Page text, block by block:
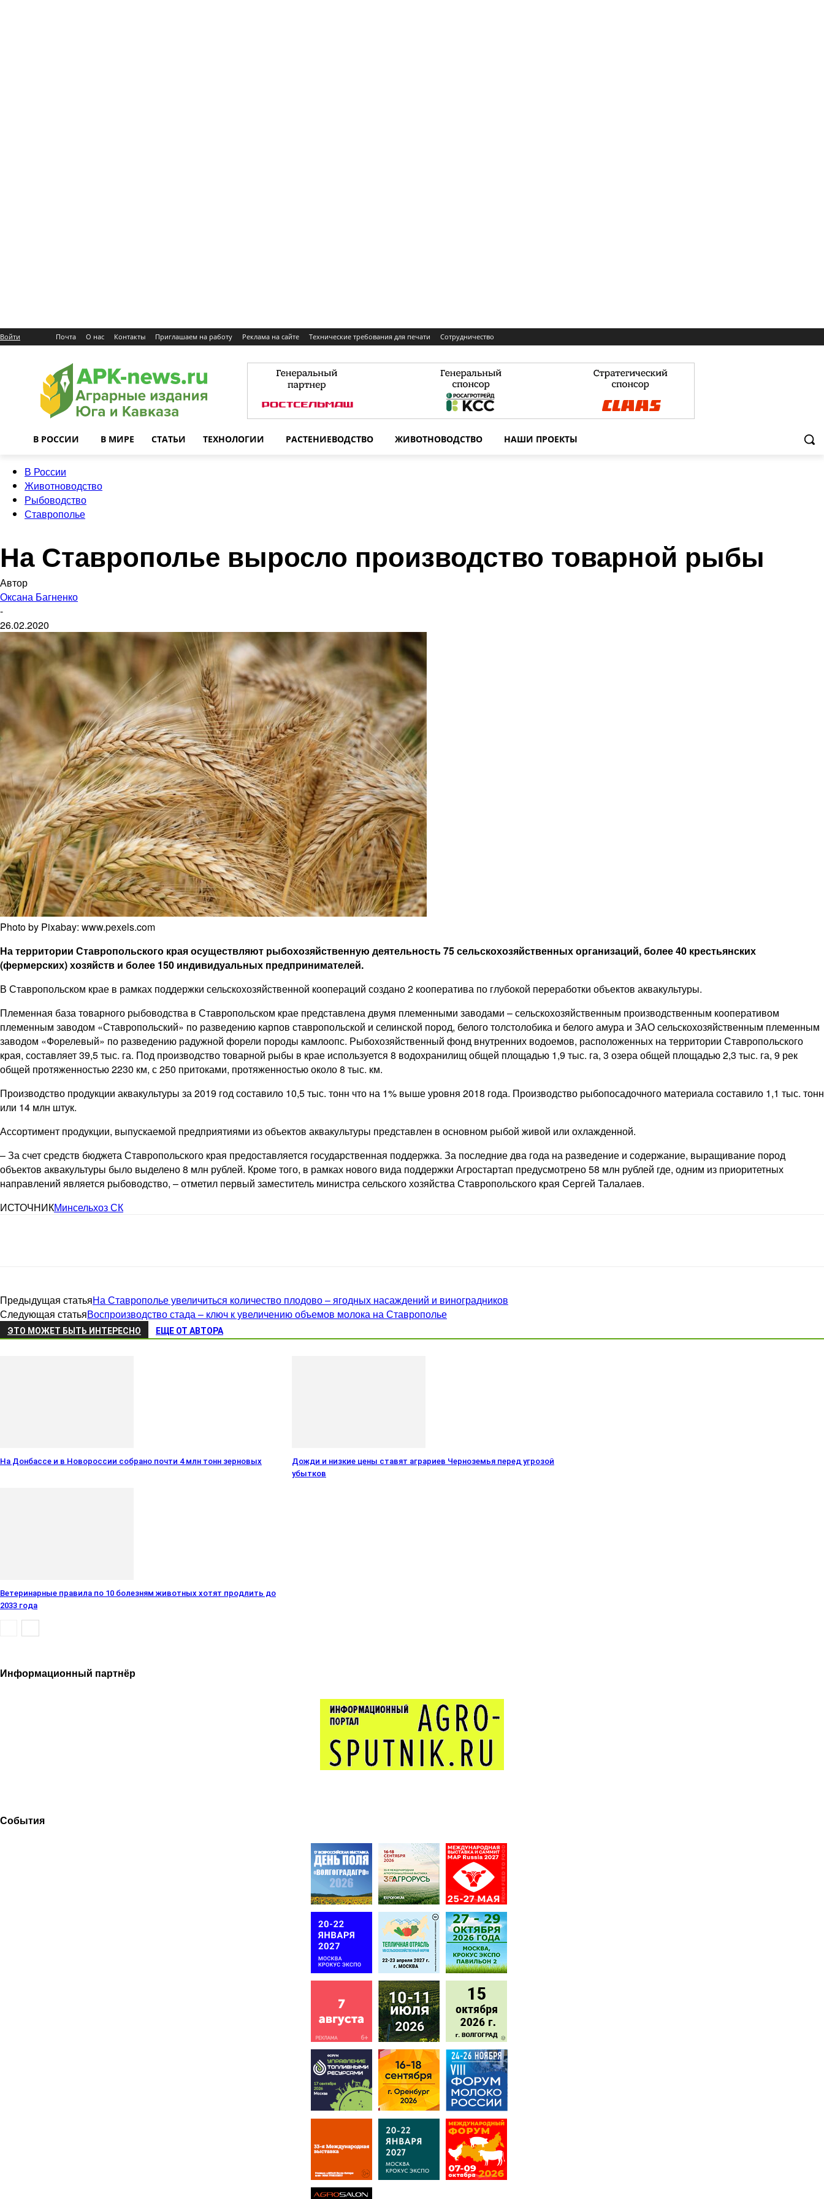
Войти Почта О нас Контакты Приглашаем на работу Реклама на сайте Технические требования для печати Сотрудничество
В РОССИИ В МИРЕ СТАТЬИ ТЕХНОЛОГИИ РАСТЕНИЕВОДСТВО ЖИВОТНОВОДСТВО НАШИ ПРОЕКТЫ
В России
Животноводство
Рыбоводство
Ставрополье
На Ставрополье выросло производство товарной рыбы
Автор
Оксана Багненко
-
26.02.2020
Photo by Pixabay: www.pexels.com
На территории Ставропольского края осуществляют рыбохозяйственную деятельность 75 сельскохозяйственных организаций, более 40 крестьянских
(фермерских) хозяйств и более 150 индивидуальных предпринимателей.
В Ставропольском крае в рамках поддержки сельскохозяйственной коопераций создано 2 кооператива по глубокой переработки объектов аквакультуры.
Племенная база товарного рыбоводства в Ставропольском крае представлена двумя племенными заводами – сельскохозяйственным производственным кооперативом
племенным заводом «Ставропольский» по разведению карпов ставропольской и селинской пород, белого толстолобика и белого амура и ЗАО сельскохозяйственным племенным
заводом «Форелевый» по разведению радужной форели породы камлоопс. Рыбохозяйственный фонд внутренних водоемов, расположенных на территории Ставропольского
края, составляет 39,5 тыс. га. Под производство товарной рыбы в крае используется 8 водохранилищ общей площадью 1,9 тыс. га, 3 озера общей площадью 2,3 тыс. га, 9 рек
общей протяженностью 2230 км, с 250 притоками, протяженностью около 8 тыс. км.
Производство продукции аквакультуры за 2019 год составило 10,5 тыс. тонн что на 1% выше уровня 2018 года. Производство рыбопосадочного материала составило 1,1 тыс. тонн
или 14 млн штук.
Ассортимент продукции, выпускаемой предприятиями из объектов аквакультуры представлен в основном рыбой живой или охлажденной.
– За счет средств бюджета Ставропольского края предоставляется государственная поддержка. За последние два года на разведение и содержание, выращивание пород
объектов аквакультуры было выделено 8 млн рублей. Кроме того, в рамках нового вида поддержки Агростартап предусмотрено 58 млн рублей где, одним из приоритетных
направлений является рыбоводство, – отметил первый заместитель министра сельского хозяйства Ставропольского края Сергей Талалаев.
ИСТОЧНИКМинсельхоз СК
Предыдущая статьяНа Ставрополье увеличиться количество плодово – ягодных насаждений и виноградников
Следующая статьяВоспроизводство стада – ключ к увеличению объемов молока на Ставрополье
ЭТО МОЖЕТ БЫТЬ ИНТЕРЕСНО ЕЩЕ ОТ АВТОРА
На Донбассе и в Новороссии собрано почти 4 млн тонн зерновых
Дожди и низкие цены ставят аграриев Черноземья перед угрозой
убытков
Ветеринарные правила по 10 болезням животных хотят продлить до
2033 года
Информационный партнёр
События